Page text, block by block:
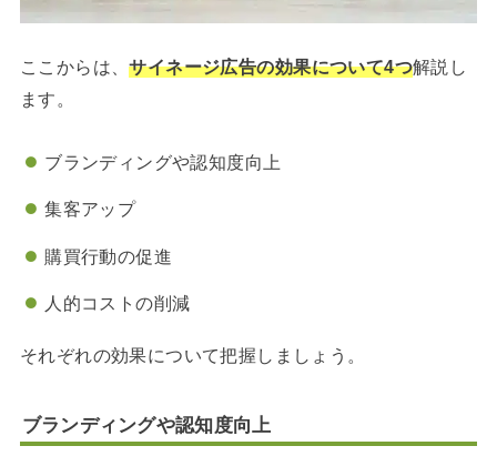
ここからは、サイネージ広告の効果について4つ解説し
ます。
ブランディングや認知度向上
集客アップ
購買行動の促進
人的コストの削減
それぞれの効果について把握しましょう。
ブランディングや認知度向上